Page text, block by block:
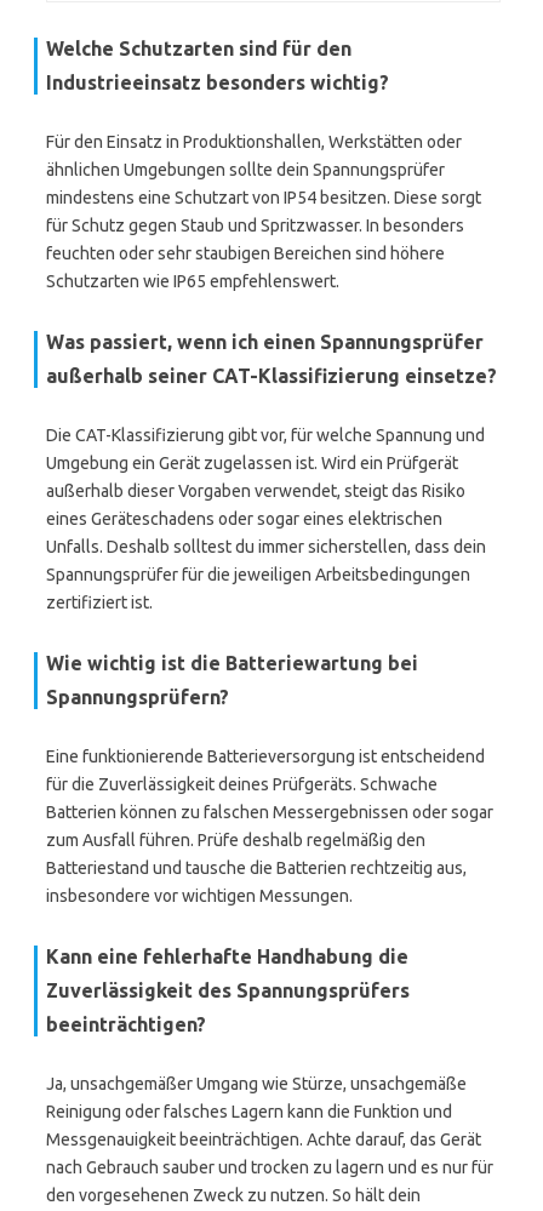
Welche Schutzarten sind für den
Industrieeinsatz besonders wichtig?
Für den Einsatz in Produktionshallen, Werkstätten oder
ähnlichen Umgebungen sollte dein Spannungsprüfer
mindestens eine Schutzart von IP54 besitzen. Diese sorgt
für Schutz gegen Staub und Spritzwasser. In besonders
feuchten oder sehr staubigen Bereichen sind höhere
Schutzarten wie IP65 empfehlenswert.
Was passiert, wenn ich einen Spannungsprüfer
außerhalb seiner CAT-Klassifizierung einsetze?
Die CAT-Klassifizierung gibt vor, für welche Spannung und
Umgebung ein Gerät zugelassen ist. Wird ein Prüfgerät
außerhalb dieser Vorgaben verwendet, steigt das Risiko
eines Geräteschadens oder sogar eines elektrischen
Unfalls. Deshalb solltest du immer sicherstellen, dass dein
Spannungsprüfer für die jeweiligen Arbeitsbedingungen
zertifiziert ist.
Wie wichtig ist die Batteriewartung bei
Spannungsprüfern?
Eine funktionierende Batterieversorgung ist entscheidend
für die Zuverlässigkeit deines Prüfgeräts. Schwache
Batterien können zu falschen Messergebnissen oder sogar
zum Ausfall führen. Prüfe deshalb regelmäßig den
Batteriestand und tausche die Batterien rechtzeitig aus,
insbesondere vor wichtigen Messungen.
Kann eine fehlerhafte Handhabung die
Zuverlässigkeit des Spannungsprüfers
beeinträchtigen?
Ja, unsachgemäßer Umgang wie Stürze, unsachgemäße
Reinigung oder falsches Lagern kann die Funktion und
Messgenauigkeit beeinträchtigen. Achte darauf, das Gerät
nach Gebrauch sauber und trocken zu lagern und es nur für
den vorgesehenen Zweck zu nutzen. So hält dein